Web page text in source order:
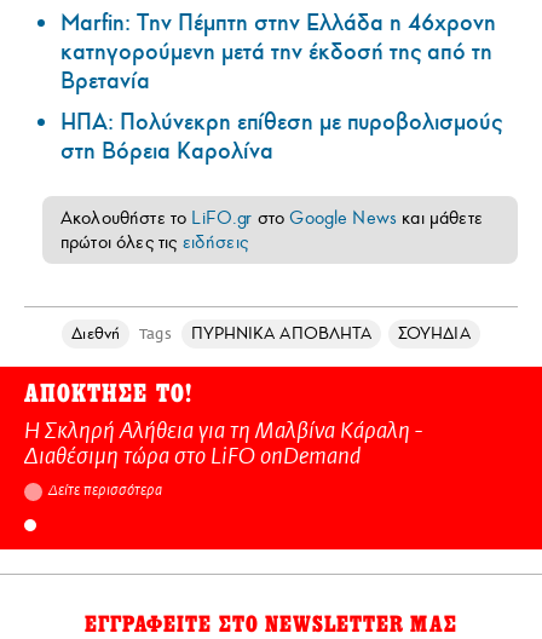
Marfin: Την Πέμπτη στην Ελλάδα η 46χρονη
κατηγορούμενη μετά την έκδοσή της από τη
Βρετανία
ΗΠΑ: Πολύνεκρη επίθεση με πυροβολισμούς
στη Βόρεια Καρολίνα
Ακολουθήστε το LiFO.gr στοGoogle News και μάθετε
πρώτοι όλες τις ειδήσεις
Διεθνή Tags ΠΥΡΗΝΙΚΑ ΑΠΟΒΛΗΤΑ ΣΟΥΗΔΙΑ
ΑΠΟΚΤΗΣΕ ΤΟ!
Η Σκληρή Αλήθεια για τη Μαλβίνα Κάραλη -
Διαθέσιμη τώρα στo LiFO onDemand
Δείτε περισσότερα
ΕΓΓΡΑΦΕΙΤΕ ΣΤΟ NEWSLETTER ΜΑΣ